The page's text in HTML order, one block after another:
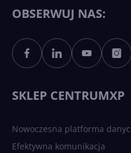
OBSERWUJ NAS:
SKLEP CENTRUMXP
Nowoczesna platforma
Efektywna komunikacja